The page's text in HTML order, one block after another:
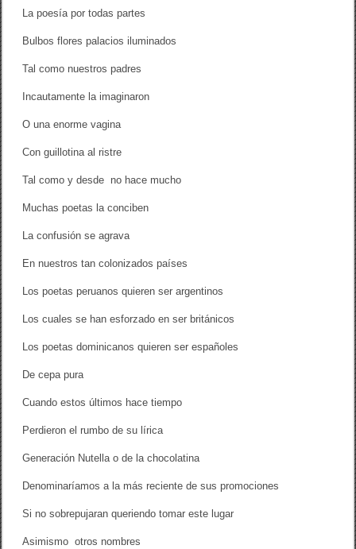
La poesía por todas partes
Bulbos flores palacios iluminados
Tal como nuestros padres
Incautamente la imaginaron
O una enorme vagina
Con guillotina al ristre
Tal como y desde no hace mucho
Muchas poetas la conciben
La confusión se agrava
En nuestros tan colonizados países
Los poetas peruanos quieren ser argentinos
Los cuales se han esforzado en ser británicos
Los poetas dominicanos quieren ser españoles
De cepa pura
Cuando estos últimos hace tiempo
Perdieron el rumbo de su lírica
Generación Nutella o de la chocolatina
Denominaríamos a la más reciente de sus promociones
Si no sobrepujaran queriendo tomar este lugar
Asimismo otros nombres